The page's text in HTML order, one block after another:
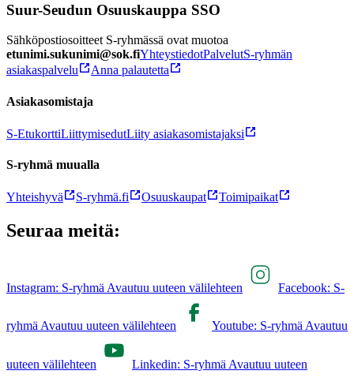
Suur-Seudun Osuuskauppa SSO
Sähköpostiosoitteet S-ryhmässä ovat muotoa
etunimi.sukunimi@sok.fiYhteystiedotPalvelutS-ryhmän
asiakaspalvelu
Anna palautetta
Asiakasomistaja
S-EtukorttiLiittymisedutLiity asiakasomistajaksi
S-ryhmä muualla
Yhteishyvä S-ryhmä.fi Osuuskaupat Toimipaikat
Seuraa meitä:
Instagram: S-ryhmä Avautuu uuteen välilehteen Facebook: S-
ryhmä Avautuu uuteen välilehteen Youtube: S-ryhmä Avautuu
uuteen välilehteen Linkedin: S-ryhmä Avautuu uuteen